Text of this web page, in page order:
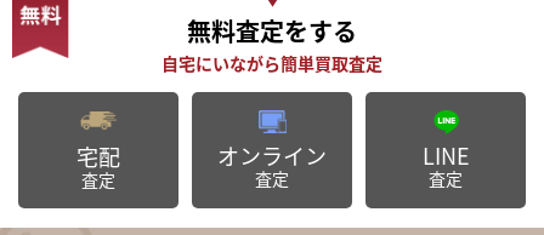
無料査定をする
宅配
査定
オンライン
査定
LINE
査定